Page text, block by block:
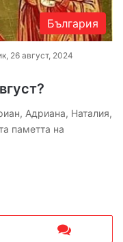
България
26 август, 2024
Адриана, Наталия,
паметта на